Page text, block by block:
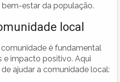
estar da população.
local
é fundamental
e impacto positivo. Aqui
ajudar a comunidade local: